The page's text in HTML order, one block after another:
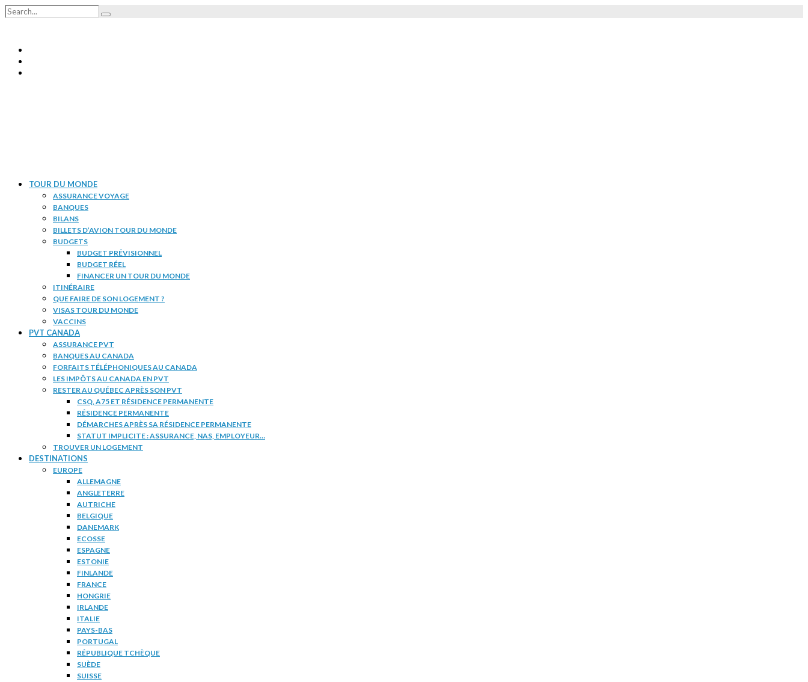
TOUR DU MONDE
ASSURANCE VOYAGE
BANQUES
BILANS
BILLETS D’AVION TOUR DU MONDE
BUDGETS
BUDGET PRÉVISIONNEL
BUDGET RÉEL
FINANCER UN TOUR DU MONDE
ITINÉRAIRE
QUE FAIRE DE SON LOGEMENT ?
VISAS TOUR DU MONDE
VACCINS
PVT CANADA
ASSURANCE PVT
BANQUES AU CANADA
FORFAITS TÉLÉPHONIQUES AU CANADA
LES IMPÔTS AU CANADA EN PVT
RESTER AU QUÉBEC APRÈS SON PVT
CSQ, A75 ET RÉSIDENCE PERMANENTE
RÉSIDENCE PERMANENTE
DÉMARCHES APRÈS SA RÉSIDENCE PERMANENTE
STATUT IMPLICITE : ASSURANCE, NAS, EMPLOYEUR…
TROUVER UN LOGEMENT
DESTINATIONS
EUROPE
ALLEMAGNE
ANGLETERRE
AUTRICHE
BELGIQUE
DANEMARK
ECOSSE
ESPAGNE
ESTONIE
FINLANDE
FRANCE
HONGRIE
IRLANDE
ITALIE
PAYS-BAS
PORTUGAL
RÉPUBLIQUE TCHÈQUE
SUÈDE
SUISSE